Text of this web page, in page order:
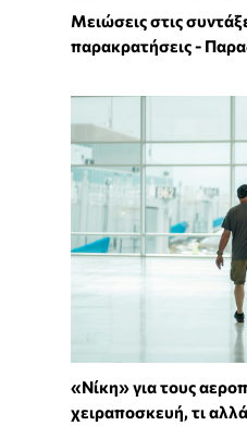
Μειώσεις στις
παρακρατήσεις -
«Νίκη» για τους
χειραποσκευή, τι